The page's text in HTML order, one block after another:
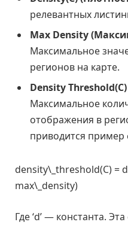
релевантных
Max Density
Максимальное
регионов на карте.
Density
Максимальное
отображения в
приводится
density\_threshold(C) =
max\_density)
Где ‘d’ — константа.